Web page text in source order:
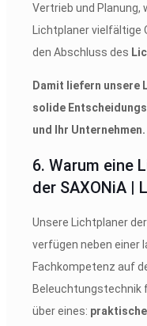
Vertrieb und Planung,
Lichtplaner vielfältige
den Abschluss des
Damit liefern unsere
solide
und Ihr Unternehmen.
6. Warum eine
der SAXONiA |
Unsere Lichtplaner der
verfügen neben einer
Fachkompetenz auf
Beleuchtungstechnik
über eines: